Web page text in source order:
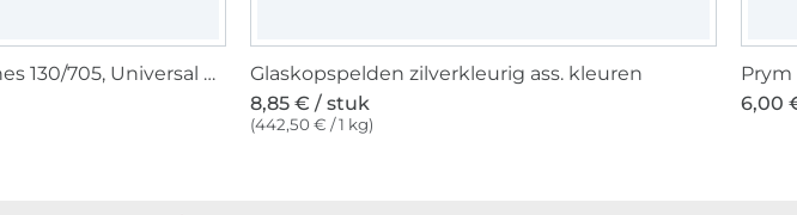
Naalden voor naaimachines 130/705, Universal 70-90
Glaskopspelden zilverkleurig ass. kleuren
8,85 € / stuk
(442,50 € / 1 kg)
6,00